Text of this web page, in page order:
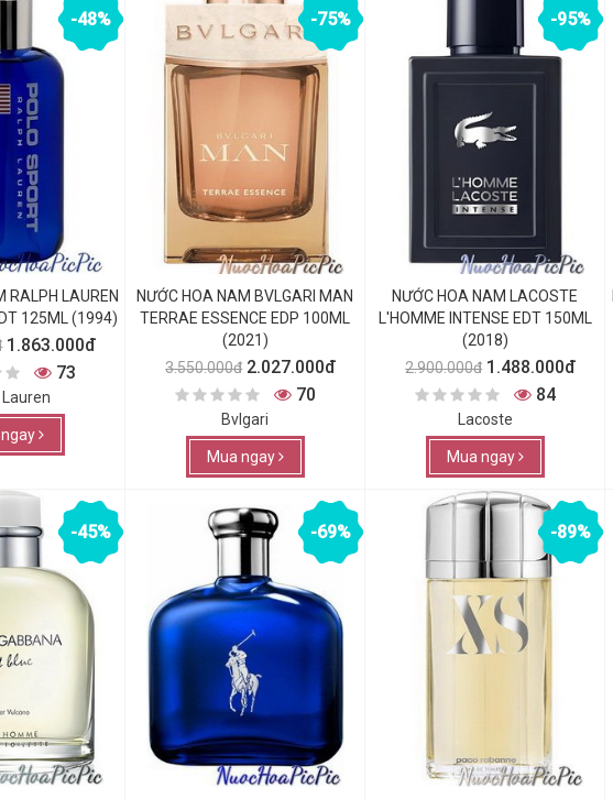
-48%
RALPH LAUREN
125ML (1994)
1.863.000đ
73
Lauren
-75%
NƯỚC HOA NAM BVLGARI MAN
TERRAE ESSENCE EDP 100ML
(2021)
3.550.000đ 2.027.000đ
70
Bvlgari
Mua ngay
-95%
NƯỚC HOA NAM LACOSTE
L'HOMME INTENSE EDT 150ML
(2018)
2.900.000đ 1.488.000đ
84
Lacoste
Mua ngay
-45% -69% -89%